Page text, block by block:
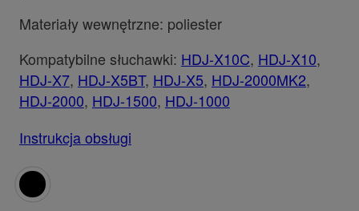
Materiały wewnętrzne: poliester
Kompatybilne słuchawki: HDJ-X10C, HDJ-X10,
HDJ-X7, HDJ-X5BT, HDJ-X5, HDJ-2000MK2,
HDJ-2000, HDJ-1500, HDJ-1000
Instrukcja obsługi